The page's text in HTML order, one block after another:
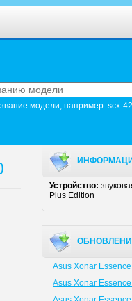
модели, например: scx-
Устройство:
Plus Edition
Asus Xonar
Asus Xonar